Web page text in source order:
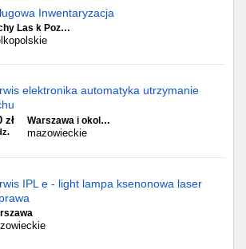
Inwentaryzacja
Las k Poz…
elektronika automatyka utrzymanie
zł Warszawa i okol…
mazowieckie
IPL e - light lampa ksenonowa laser